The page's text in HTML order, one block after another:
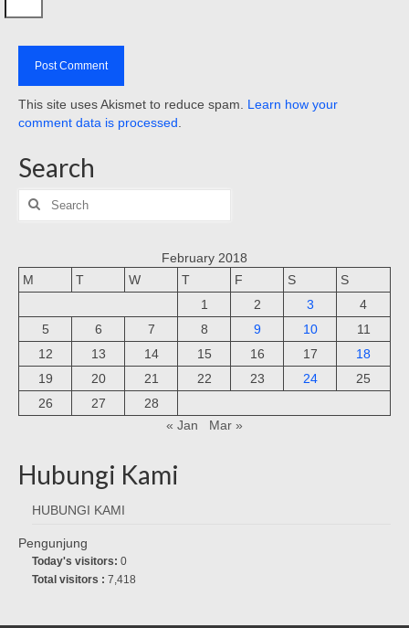
This site uses Akismet to reduce spam. Learn how your
comment data is processed
Search
Search
for:
February 2018
M
T W T F S
S
1
2 3
4
5
6 7 8 9 10
11
12
13 14 15 16 17
18
19
20 21 22 23 24
25
26
27
28
« Jan
Mar »
Hubungi Kami
HUBUNGI KAMI
Pengunjung
Today's visitors: 0
Total visitors : 7,418